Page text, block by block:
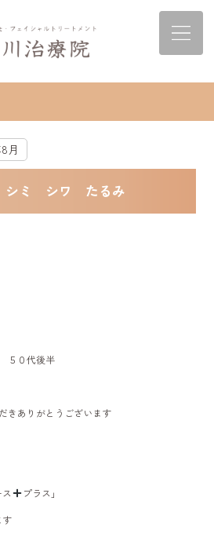
月
シミ シワ たるみ
５０代後半
きありがとうございます
プラス」
す